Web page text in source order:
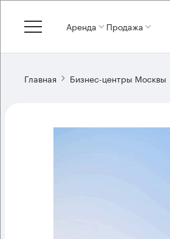
Аренда Продажа
Главная Бизнес-центры Москвы